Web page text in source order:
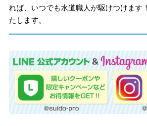
れば、いつでも水道職人が駆けつけます
たします。